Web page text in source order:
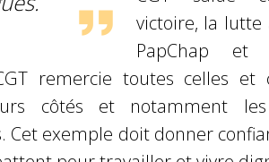
victoire, la lutte
PapChap
remercie toutes celles
côtés et notamment
Cet exemple doit donner